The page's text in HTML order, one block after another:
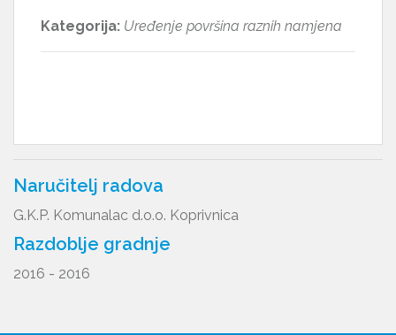
Kategorija: Uređenje površina raznih namjena
Naručitelj radova
G.K.P. Komunalac d.o.o. Koprivnica
Razdoblje gradnje
2016 - 2016